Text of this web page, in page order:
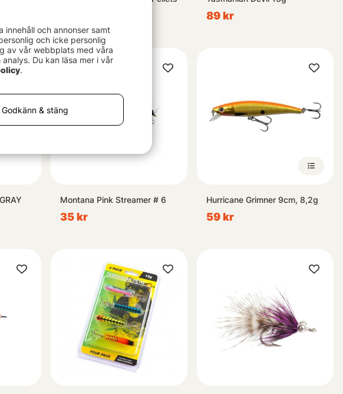
89 kr
Montana Pink Streamer # 6
35 kr
Hurricane Grimner 9cm, 8,2g
59 kr
och annonser samt
och icke personlig
av vår webbplats med våra
Du kan läsa mer i vår
.
Godkänn & stäng